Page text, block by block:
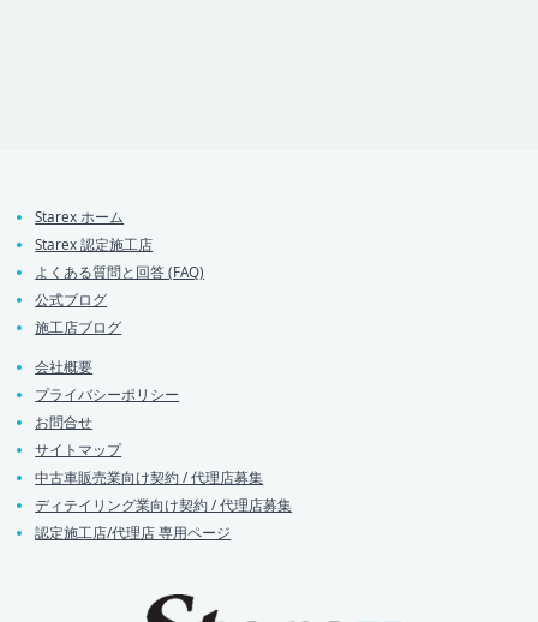
Starex ホーム
Starex 認定施工店
よくある質問と回答 (FAQ)
公式ブログ
施工店ブログ
会社概要
プライバシーポリシー
お問合せ
サイトマップ
中古車販売業向け契約 / 代理店募集
ディテイリング業向け契約 / 代理店募集
認定施工店/代理店 専用ページ